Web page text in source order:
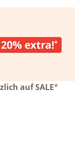
auf SALE*